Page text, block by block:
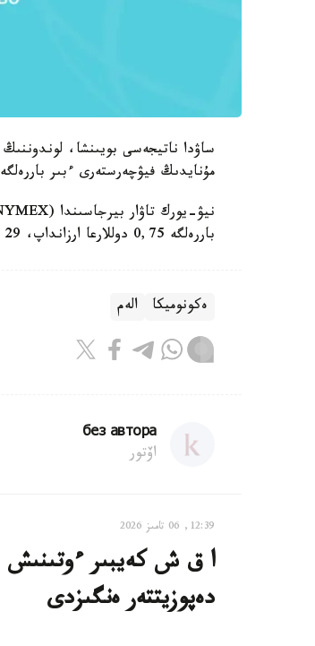
مۇنايدىڭ فيۋچەرستەرى ءبىر باررەلگە 0,92 دوللارعا دەيىن ءتۇسىپ، 57,23 دوللاردى قۇرادى.
باررەلگە 0,75 دوللارعا ارزانداپ، 51,29 دوللارعا ءتۇستى.
ەكونوميكا الەم
без автора
اۆتور
12:39, 06 تامىز 2026
دەپوزيتتەر ەنگىزدى